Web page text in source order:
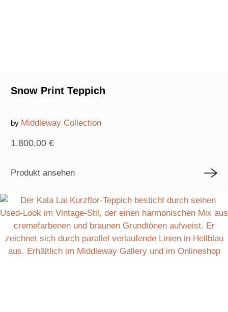
Snow Print Teppich
by Middleway Collection
1.800,00 €
Produkt ansehen